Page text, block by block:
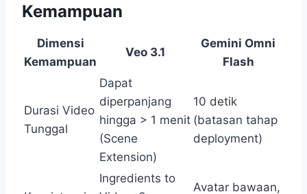
Kemampuan
Dimensi
Kemampuan
Veo 3.1
Gemini Omni
Flash
Durasi Video
Tunggal
Dapat
diperpanjang
hingga > 1 menit
(Scene
Extension)
10 detik
(batasan tahap
deployment)
Ingredients to
Avatar bawaan,